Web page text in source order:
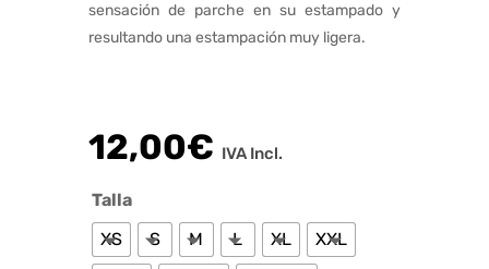
sensación de parche en su estampado y
resultando una estampación muy ligera.
12,00€ IVA Incl.
Talla
XS
S M L XL
XXL